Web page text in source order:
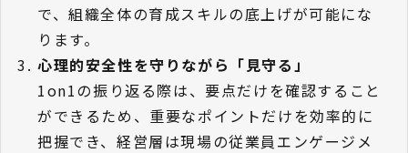
で、組織全体の育成スキルの底上げが可能にな
ります。
心理的安全性を守りながら「見守る」
1on1の振り返る際は、要点だけを確認すること
ができるため、重要なポイントだけを効率的に
把握でき、経営層は現場の従業員エンゲージメ